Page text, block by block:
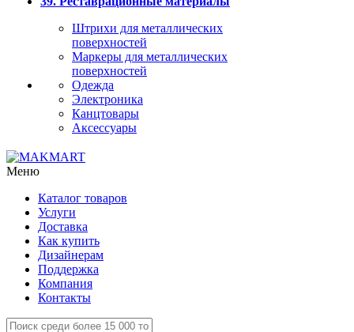
Штрихи для металлических
поверхностей
Маркеры для металлических
поверхностей
Одежда
Электроника
Канцтовары
Аксессуары
Меню
Каталог товаров
Услуги
Доставка
Как купить
Дизайнерам
Поддержка
Компания
Контакты